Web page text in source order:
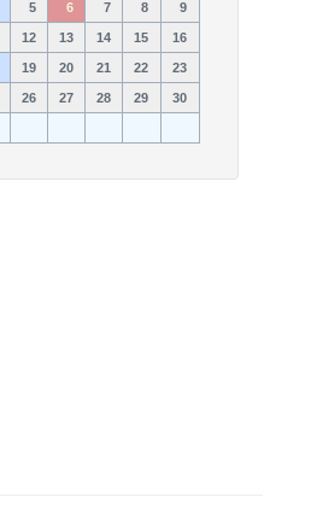
5 6 7 8 9
12 13 14 15 16
19 20 21 22 23
26 27 28 29 30